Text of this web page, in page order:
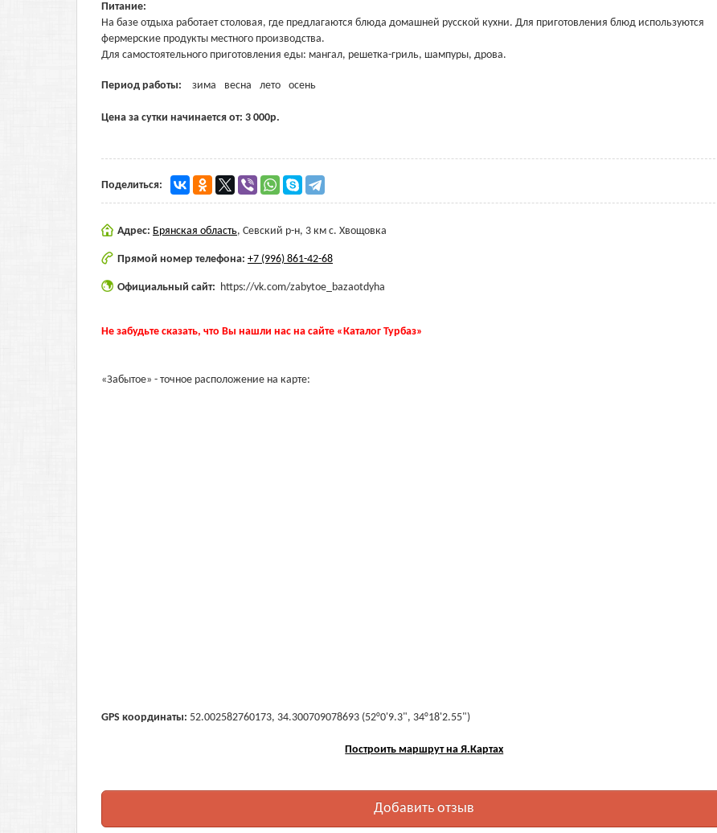
Питание:
На базе отдыха работает столовая, где предлагаются блюда домашней русской кухни. Для приготовления блюд используются
фермерские продукты местного производства.
Для самостоятельного приготовления еды: мангал, решетка-гриль, шампуры, дрова.
Период работы: зима весна лето осень
Цена за сутки начинается от: 3 000р.
Поделиться:
Адрес: Брянская область, Севский р-н, 3 км с. Хвощовка
Прямой номер телефона: +7 (996) 861-42-68
Официальный сайт: https://vk.com/zabytoe_bazaotdyha
Не забудьте сказать, что Вы нашли нас на сайте «Каталог Турбаз»
«Забытое» - точное расположение на карте:
GPS координаты: 52.002582760173, 34.300709078693 (52°0'9.3", 34°18'2.55")
Построить маршрут на Я.Картах
Добавить отзыв